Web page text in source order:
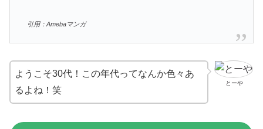
引用：Amebaマンガ
とーや
ようこそ30代！この年代ってなんか色々あ
るよね！笑